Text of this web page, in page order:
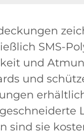
SMS-
und
und
sind sie